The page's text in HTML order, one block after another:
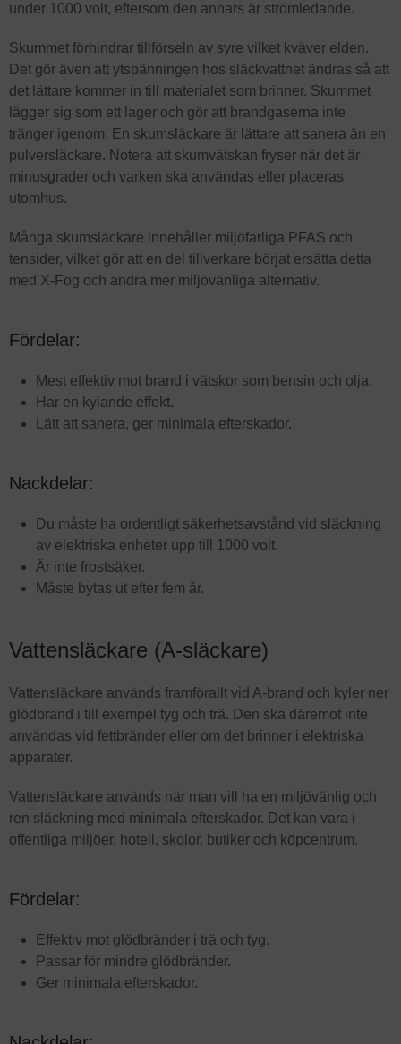
under 1000 volt, eftersom den annars är strömledande.
Skummet förhindrar tillförseln av syre vilket kväver elden.
Det gör även att ytspänningen hos släckvattnet ändras så att
det lättare kommer in till materialet som brinner. Skummet
lägger sig som ett lager och gör att brandgaserna inte
tränger igenom. En skumsläckare är lättare att sanera än en
pulversläckare. Notera att skumvätskan fryser när det är
minusgrader och varken ska användas eller placeras
utomhus.
Många skumsläckare innehåller miljöfarliga PFAS och
tensider, vilket gör att en del tillverkare börjat ersätta detta
med X-Fog och andra mer miljövänliga alternativ.
Fördelar:
Mest effektiv mot brand i vätskor som bensin och olja.
Har en kylande effekt.
Lätt att sanera, ger minimala efterskador.
Nackdelar:
Du måste ha ordentligt säkerhetsavstånd vid släckning
av elektriska enheter upp till 1000 volt.
Är inte frostsäker.
Måste bytas ut efter fem år.
Vattensläckare (A-släckare)
Vattensläckare används framförallt vid A-brand och kyler ner
glödbrand i till exempel tyg och trä. Den ska däremot inte
användas vid fettbränder eller om det brinner i elektriska
apparater.
Vattensläckare används när man vill ha en miljövänlig och
ren släckning med minimala efterskador. Det kan vara i
offentliga miljöer, hotell, skolor, butiker och köpcentrum.
Fördelar:
Effektiv mot glödbränder i trä och tyg.
Passar för mindre glödbränder.
Ger minimala efterskador.